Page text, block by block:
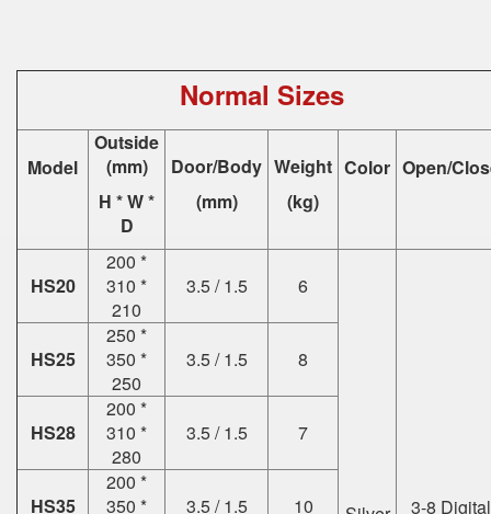
Normal Sizes
Model
Outside
(mm)
H * W *
D
Door/Body
(mm)
Weight
(kg)
Color Open/
HS20
200 *
310 *
210
3.5 / 1.5 6
3-8 Digital
HS25
250 *
350 *
250
3.5 / 1.5 8
HS28
200 *
310 *
280
3.5 / 1.5 7
HS35
200 *
350 *
3.5 / 1.5 10